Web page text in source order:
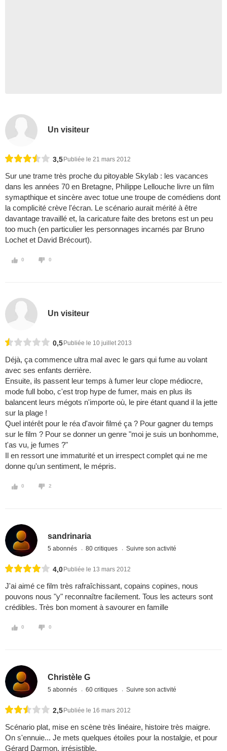
Un visiteur
3,5 Publiée le 21 mars 2012
Sur une trame très proche du pitoyable Skylab : les vacances
dans les années 70 en Bretagne, Philippe Lellouche livre un film
symapthique et sincère avec totue une troupe de comédiens dont
la complicité crève l'écran. Le scénario aurait mérité à être
davantage travaillé et, la caricature faite des bretons est un peu
too much (en particulier les personnages incarnés par Bruno
Lochet et David Brécourt).
0 0
Un visiteur
0,5 Publiée le 10 juillet 2013
Déjà, ça commence ultra mal avec le gars qui fume au volant
avec ses enfants derrière.
Ensuite, ils passent leur temps à fumer leur clope médiocre,
mode full bobo, c'est trop hype de fumer, mais en plus ils
balancent leurs mégots n'importe où, le pire étant quand il la jette
sur la plage !
Quel intérêt pour le réa d'avoir filmé ça ? Pour gagner du temps
sur le film ? Pour se donner un genre "moi je suis un bonhomme,
t'as vu, je fumes ?"
Il en ressort une immaturité et un irrespect complet qui ne me
donne qu'un sentiment, le mépris.
0 2
sandrinaria
5 abonnés 80 critiques Suivre son activité
4,0 Publiée le 13 mars 2012
J'ai aimé ce film très rafraîchissant, copains copines, nous
pouvons nous "y" reconnaître facilement. Tous les acteurs sont
crédibles. Très bon moment à savourer en famille
0 0
Christèle G
5 abonnés 60 critiques Suivre son activité
2,5 Publiée le 16 mars 2012
Scénario plat, mise en scène très linéaire, histoire très maigre.
On s'ennuie... Je mets quelques étoiles pour la nostalgie, et pour
Gérard Darmon, irrésistible.